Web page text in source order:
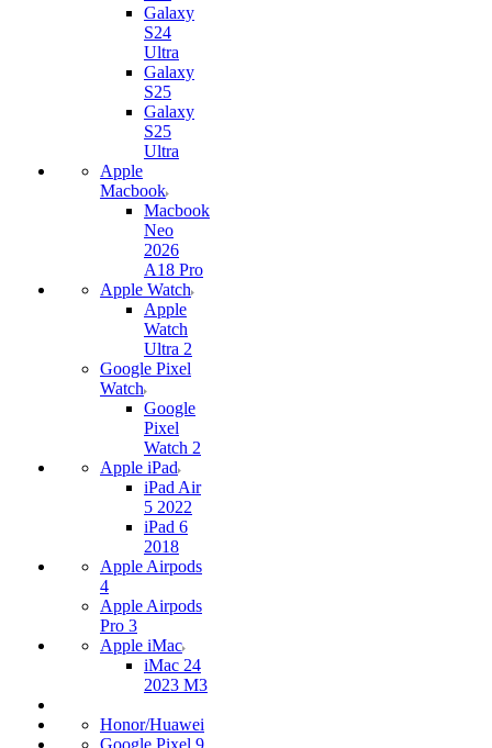
Galaxy
S24
Ultra
Galaxy
S25
Galaxy
S25
Ultra
Apple
Macbook
Macbook
Neo
2026
A18 Pro
Apple Watch
Apple
Watch
Ultra 2
Google Pixel
Watch
Google
Pixel
Watch 2
Apple iPad
iPad Air
5 2022
iPad 6
2018
Apple Airpods
4
Apple Airpods
Pro 3
Apple iMac
iMac 24
2023 M3
Honor/Huawei
Google Pixel 9